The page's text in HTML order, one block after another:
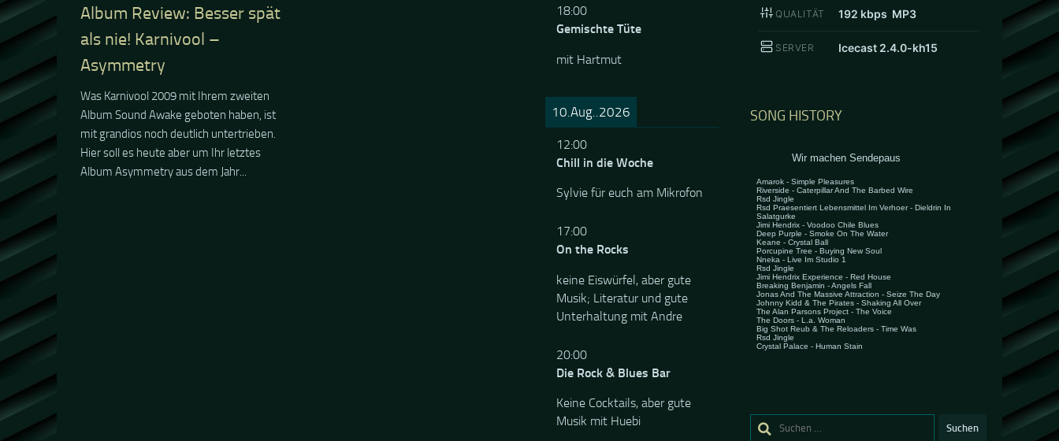
Album Review: Besser spät
als nie! Karnivool –
Asymmetry
Was Karnivool 2009 mit Ihrem zweiten
Album Sound Awake geboten haben, ist
mit grandios noch deutlich untertrieben.
Hier soll es heute aber um Ihr letztes
Album Asymmetry aus dem Jahr...
QUALITÄT 192 kbps MP3
SERVER Icecast 2.4.0-kh15
SONG HISTORY
Suchen
18:00
Gemischte Tüte
mit Hartmut
10.Aug..2026
12:00
Chill in die Woche
Sylvie für euch am Mikrofon
17:00
On the Rocks
keine Eiswürfel, aber gute
Musik; Literatur und gute
Unterhaltung mit Andre
20:00
Die Rock & Blues Bar
Keine Cocktails, aber gute
Musik mit Huebi